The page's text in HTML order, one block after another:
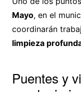
Mayo, en el
coordinarán
limpieza
Puentes y